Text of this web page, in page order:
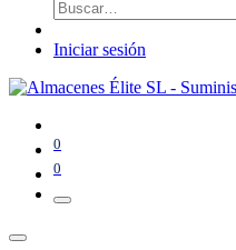
Iniciar sesión
0
0